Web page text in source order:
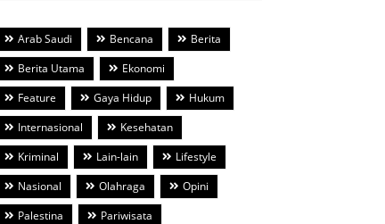
Arab Saudi Bencana
Berita
Berita Utama
Ekonomi
Feature
Gaya Hidup
Hukum
Internasional
Kesehatan
Kriminal
Lain-lain
Lifestyle
Nasional
Olahraga
Opini
Palestina
Pariwisata